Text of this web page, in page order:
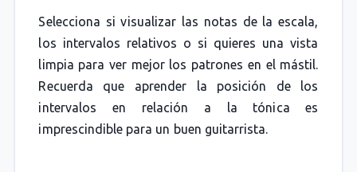
Selecciona si visualizar las notas de la escala,
los intervalos relativos o si quieres una vista
limpia para ver mejor los patrones en el mástil.
Recuerda que aprender la posición de los
intervalos en relación a la tónica es
imprescindible para un buen guitarrista.